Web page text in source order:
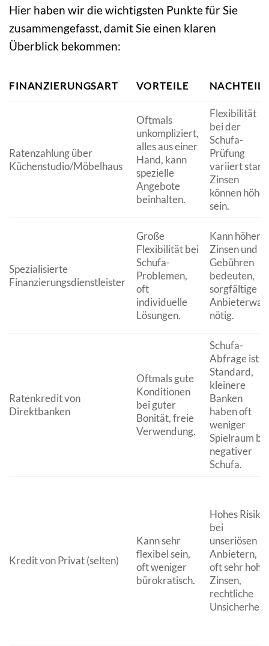
Hier haben wir die wichtigsten Punkte für Sie
zusammengefasst, damit Sie einen klaren
Überblick bekommen:
FINANZIERUNGSART VORTEILE
Ratenzahlung über
Küchenstudio/Möbelhaus
Oftmals
unkompliziert,
alles aus einer
Hand, kann
spezielle
Angebote
beinhalten.
Flexibilität
bei der
Schufa-
Prüfung
variiert stark,
Zinsen
können höher
sein.
Spezialisierte
Finanzierungsdienstleister
Große
Flexibilität bei
Schufa-
Problemen,
oft
individuelle
Lösungen.
Kann höhere
Zinsen und
Gebühren
bedeuten,
sorgfältige
nötig.
Ratenkredit von
Direktbanken
Oftmals gute
Konditionen
bei guter
Bonität, freie
Verwendung.
Schufa-
Abfrage ist
Standard,
kleinere
Banken
haben oft
weniger
Spielraum bei
negativer
Schufa.
Kredit von Privat (selten)
Kann sehr
flexibel sein,
oft weniger
bürokratisch.
Hohes Risiko
bei
unseriösen
Anbietern,
oft sehr hohe
Zinsen,
rechtliche
Unsicherheit.